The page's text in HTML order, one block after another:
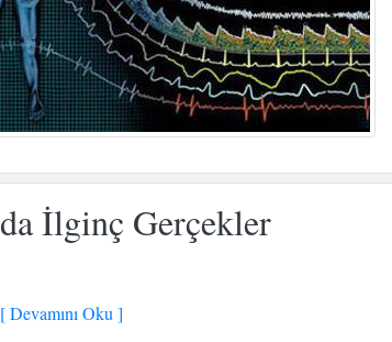
İlginç Gerçekler
[ Devamını Oku ]